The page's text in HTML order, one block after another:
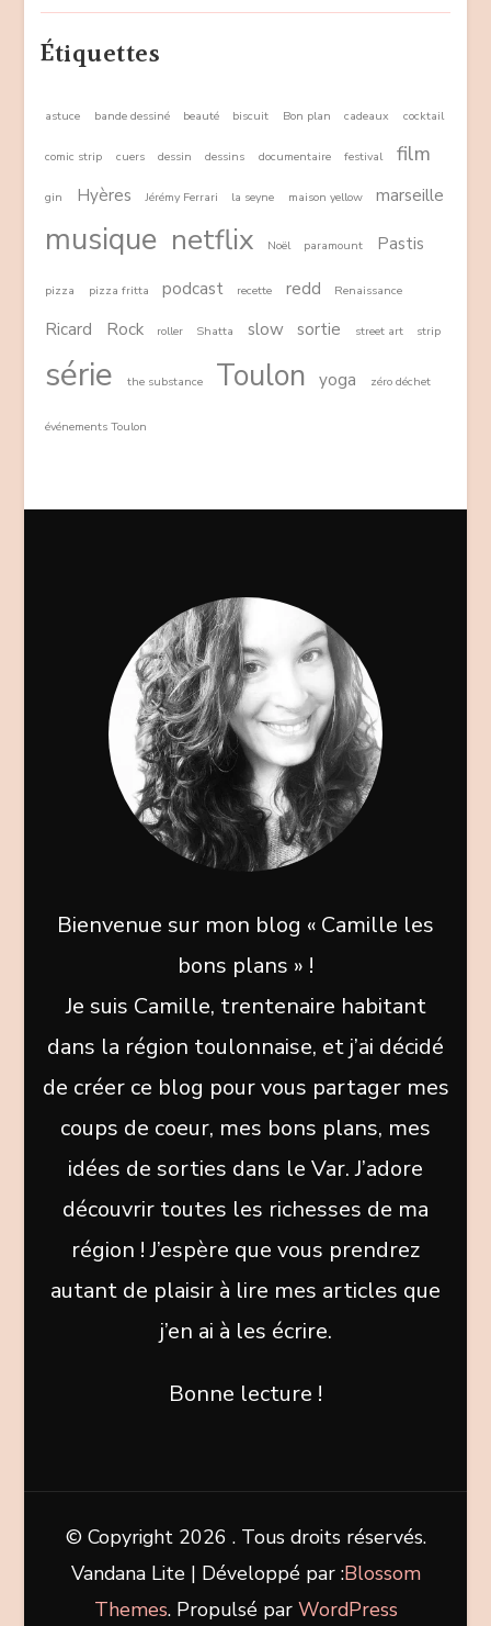
Étiquettes
astuce bande dessiné beauté biscuit Bon plan cadeaux cocktail
comic strip cuers dessin dessins documentaire festival film
gin Hyères Jérémy Ferrari la seyne maison yellow marseille
musique netflix Noël paramount Pastis
pizza pizza fritta podcast recette redd Renaissance
Ricard Rock roller Shatta slow sortie street art strip
série the substance Toulon yoga zéro déchet
événements Toulon
Bienvenue sur mon blog « Camille les
bons plans » !
Je suis Camille, trentenaire habitant
dans la région toulonnaise, et j’ai décidé
de créer ce blog pour vous partager mes
coups de coeur, mes bons plans, mes
idées de sorties dans le Var. J’adore
découvrir toutes les richesses de ma
région ! J’espère que vous prendrez
autant de plaisir à lire mes articles que
j’en ai à les écrire.
Bonne lecture !
© Copyright 2026 . Tous droits réservés.
Vandana Lite | Développé par :Blossom
Themes. Propulsé par WordPress